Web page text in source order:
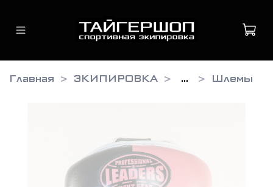
Главная ЭКИПИРОВКА ... Шлемы